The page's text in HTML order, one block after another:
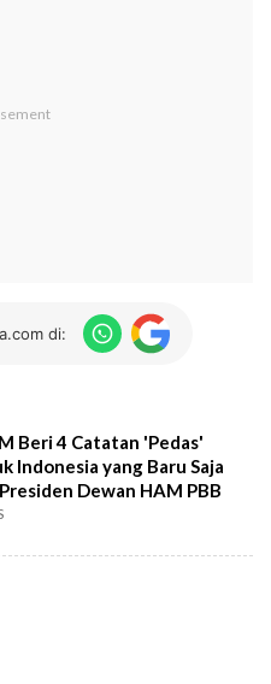
di:
Beri 4 Catatan 'Pedas'
Indonesia yang Baru Saja
Dewan HAM PBB